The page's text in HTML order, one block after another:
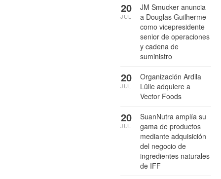
JM Smucker anuncia
a Douglas Guilherme
como vicepresidente
senior de operaciones
y cadena de
suministro
20
JUL
Organización Ardila
Lülle adquiere a
Vector Foods
20
JUL
SuanNutra amplía su
gama de productos
mediante adquisición
del negocio de
ingredientes naturales
de IFF
20
JUL